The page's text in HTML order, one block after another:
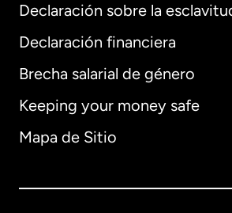
Declaración sobre la
Declaración financiera
Brecha salarial de género
Keeping your money safe
Mapa de Sitio
Internacional English
Alemania